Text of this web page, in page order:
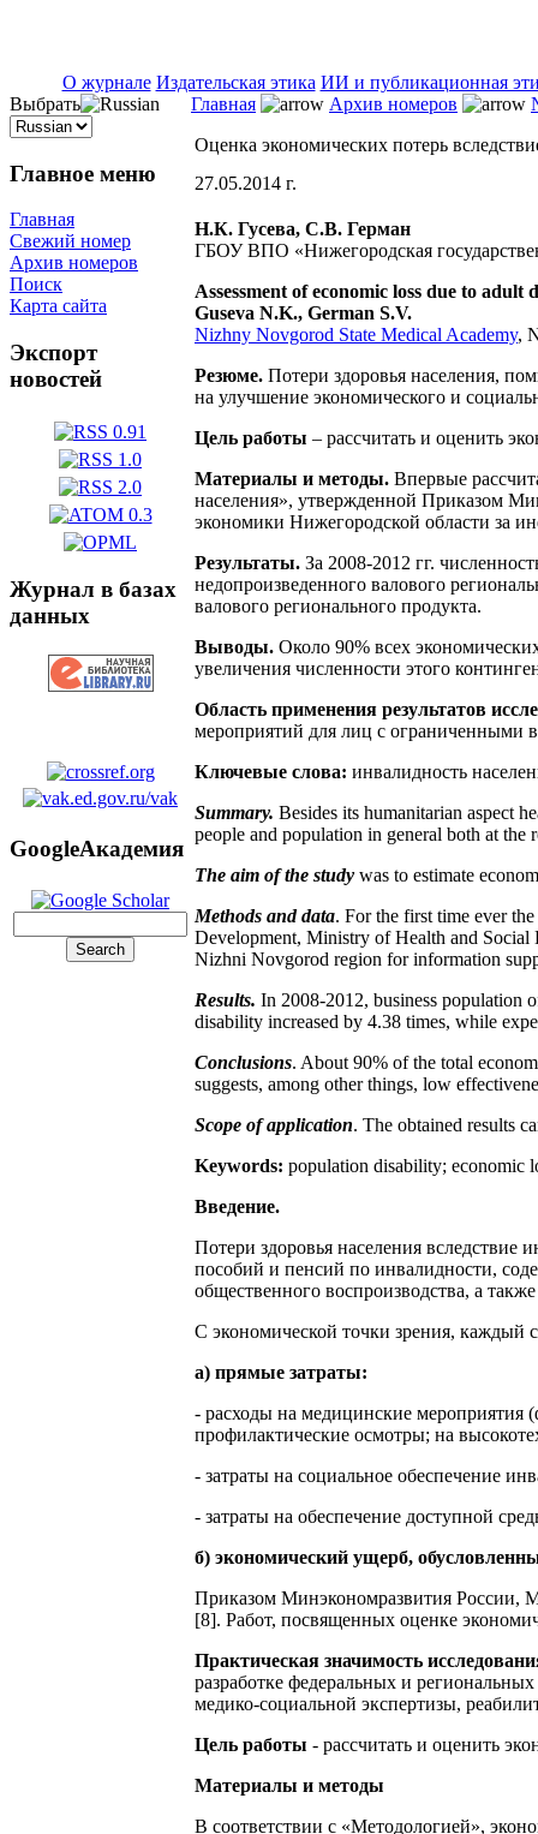
О журнале Издательская этика ИИ и публикационная
Выбрать
Главное меню
Главная
Свежий номер
Архив номеров
Поиск
Карта сайта
Экспорт
новостей
Журнал в базах
данных
GoogleАкадемия
Главная Архив номеров
Оценка экономических потерь
27.05.2014 г.
Н.К. Гусева, С.В. Герман
ГБОУ ВПО «Нижегородская
Assessment of economic loss due to
Guseva N.K., German S.V.
Nizhny Novgorod State Medical Academy,
Резюме. Потери здоровья населения,
на улучшение экономического и
Цель работы – рассчитать и оценить
Материалы и методы. Впервые
населения», утвержденной Приказом
экономики Нижегородской области за
Результаты. За 2008-2012 гг.
недопроизведенного валового
валового регионального продукта.
Выводы. Около 90% всех
увеличения численности этого
Область применения результатов
мероприятий для лиц с ограниченными
Ключевые слова: инвалидность
Summary. Besides its humanitarian aspect
people and population in general both at the
The aim of the study was to estimate
Methods and data. For the first time ever
Development, Ministry of Health and Social
Nizhni Novgorod region for information
Results. In 2008-2012, business population
disability increased by 4.38 times, while
Conclusions. About 90% of the total
suggests, among other things, low
Scope of application. The obtained results
Keywords: population disability; economic
Введение.
Потери здоровья населения
пособий и пенсий по инвалидности,
общественного воспроизводства, а
С экономической точки зрения, каждый
а) прямые затраты:
- расходы на медицинские мероприятия
профилактические осмотры; на
- затраты на социальное обеспечение
- затраты на обеспечение доступной
б) экономический ущерб,
Приказом Минэкономразвития России,
[8]. Работ, посвященных оценке
Практическая значимость
разработке федеральных и
медико-социальной экспертизы,
Цель работы - рассчитать и оценить
Материалы и методы
В соответствии с «Методологией»,